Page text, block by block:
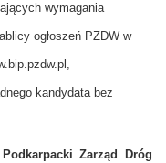
wymagania
ogłoszeń PZDW w
kandydata bez
Podkarpacki Zarząd Dróg